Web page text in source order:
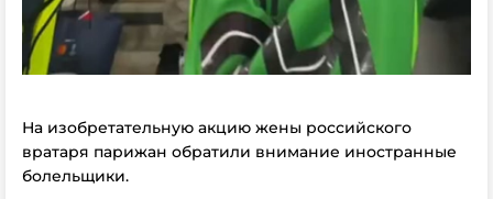
На изобретательную акцию жены российского
вратаря парижан обратили внимание иностранные
болельщики.